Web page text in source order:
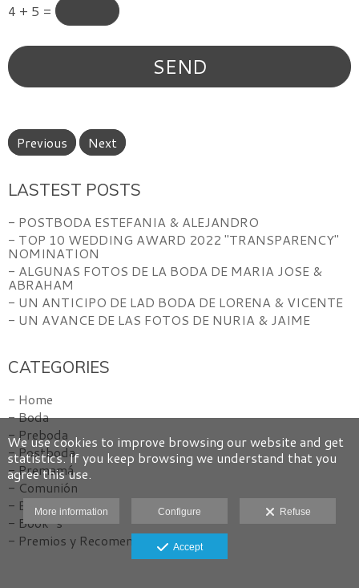
4 + 5 =
Previous Next
LASTEST POSTS
- POSTBODA ESTEFANIA & ALEJANDRO
- TOP 10 WEDDING AWARD 2022 "TRANSPARENCY"
NOMINATION
- ALGUNAS FOTOS DE LA BODA DE MARIA JOSE &
ABRAHAM
- UN ANTICIPO DE LAD BODA DE LORENA & VICENTE
- UN AVANCE DE LAS FOTOS DE NURIA & JAIME
CATEGORIES
- Home
- Boda
- Preboda
- Postboda
- Premamá
- Comunión
- Estudio
- Book´s
- Premios y Recomendaciones
We use cookies to improve browsing our website and get
statistics. If you keep browsing we understand that you
agree this use.
More information Configure Refuse
Accept